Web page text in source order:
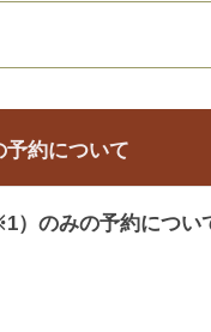
約について
）のみの予約につい